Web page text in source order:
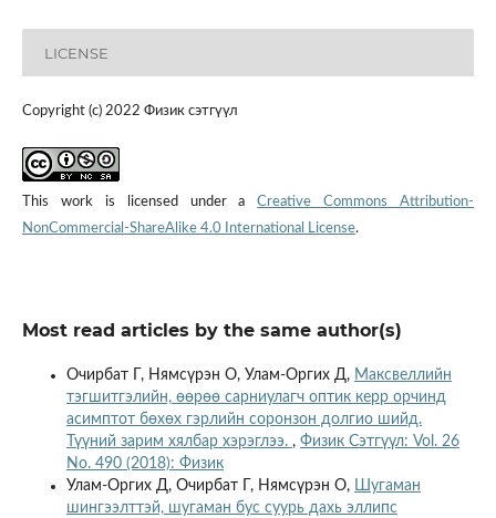
LICENSE
Copyright (c) 2022 Физик сэтгүүл
This work is licensed under aCreative Commons Attribution-
NonCommercial-ShareAlike 4.0 International License.
Most read articles by the same author(s)
Очирбат Г, Нямсүрэн О, Улам-Оргих Д, Максвеллийн
тэгшитгэлийн, өөрөө сарниулагч оптик керр орчинд
асимптот бөхөх гэрлийн соронзон долгио шийд.
Түүний зарим хялбар хэрэглээ. , Физик Сэтгүүл: Vol. 26
No. 490 (2018): Физик
Улам-Оргих Д, Очирбат Г, Нямсүрэн О, Шугаман
шингээлттэй, шугаман бус суурь дахь эллипс